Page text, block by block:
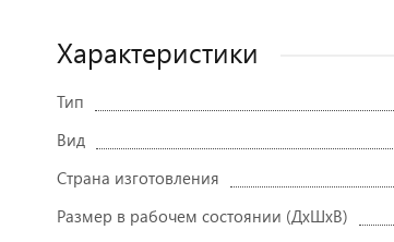
Характеристики
Тип
Вид
Страна изготовления
Размер в рабочем состоянии (ДxШxВ)